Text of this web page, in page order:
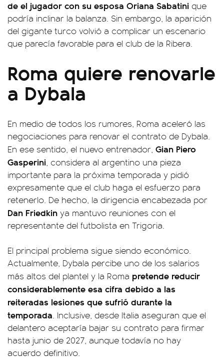
de el jugador con su esposa Oriana Sabatini que
podría inclinar la balanza. Sin embargo, la aparición
del gigante turco volvió a complicar un escenario
que parecía favorable para el club de la Ribera.
Roma quiere renovarle
a Dybala
En medio de todos los rumores, Roma aceleró las
negociaciones para renovar el contrato de Dybala.
En ese sentido, el nuevo entrenador, Gian Piero
Gasperini, considera al argentino una pieza
importante para la próxima temporada y pidió
expresamente que el club haga el esfuerzo para
retenerlo. De hecho, la dirigencia encabezada por
Dan Friedkin ya mantuvo reuniones con el
representante del futbolista en Trigoria.
El principal problema sigue siendo económico.
Actualmente, Dybala percibe uno de los salarios
más altos del plantel y la Roma pretende reducir
considerablemente esa cifra debido a las
reiteradas lesiones que sufrió durante la
temporada. Inclusive, desde Italia aseguran que el
delantero aceptaría bajar su contrato para firmar
hasta junio de 2027, aunque todavía no hay
acuerdo definitivo.